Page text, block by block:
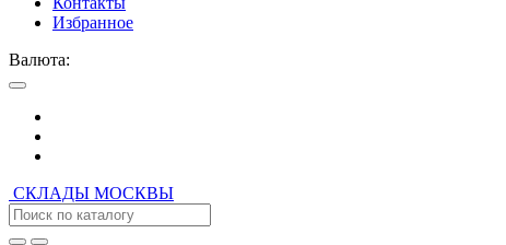
Избранное
Валюта:
СКЛАДЫ МОСКВЫ